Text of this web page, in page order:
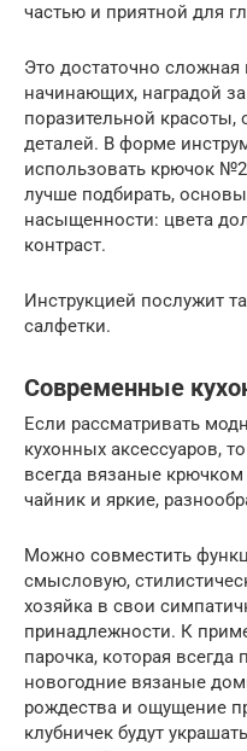
частью и приятной для
Это достаточно сложная
начинающих, наградой
поразительной
деталей. В форме
использовать крючок
лучше подбирать,
насыщенности: цвета
контраст.
Инструкцией послужит
салфетки.
Современные
Если рассматривать
кухонных аксессуаров,
всегда вязаные
чайник и яркие,
Можно совместить
смысловую,
хозяйка в свои
принадлежности. К
парочка, которая всегда
новогодние вязаные
рождества и ощущение
клубничек будут